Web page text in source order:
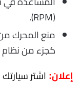
(RPM).
منع المحرك
كجزء من نظام
إعلان: اشتر